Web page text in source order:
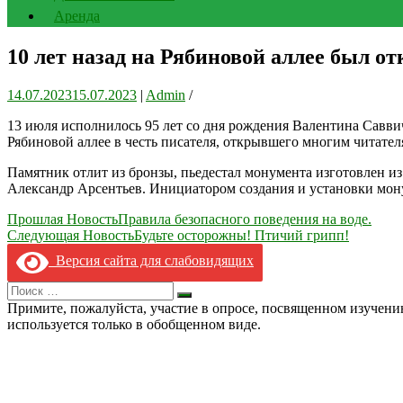
Аренда
10 лет назад на Рябиновой аллее был
14.07.202315.07.2023 | Admin /
13 июля исполнилось 95 лет со дня рождения Валентина
Рябиновой аллее в честь писателя, открывшего многим
Памятник отлит из бронзы, пьедестал монумента изготовлен
Александр Арсентьев. Инициатором создания и установки
Навигация
по
записям
Прошлая НовостьПравила безопасного поведения на воде.
Следующая НовостьБудьте осторожны! Птичий грипп!
Версия сайта для слабовидящих
Search
for:
Искать
Примите, пожалуйста, участие в опросе, посвященном
используется только в обобщенном виде.